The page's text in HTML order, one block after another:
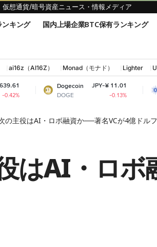
仮想通貨/暗号資産ニュース・情報メディア
ンキング 国内上場企業BTC保有ランキング
ai16z（AI16Z） Monad（モナド） Lighter
Dogecoin
DOGE
JPY-¥ 11.01
-0.13%
Cardano
ADA
の主役はAI・ロボ融資か──著名VCが4億ドル
はAI・ロ